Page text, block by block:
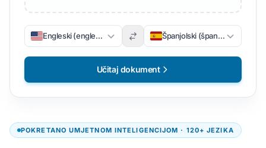
POKRETANO UMJETNOM INTELIGENCIJOM · 120+ JEZIKA
Engleski (engleski) Španjolski (španjolski)
Učitaj dokument